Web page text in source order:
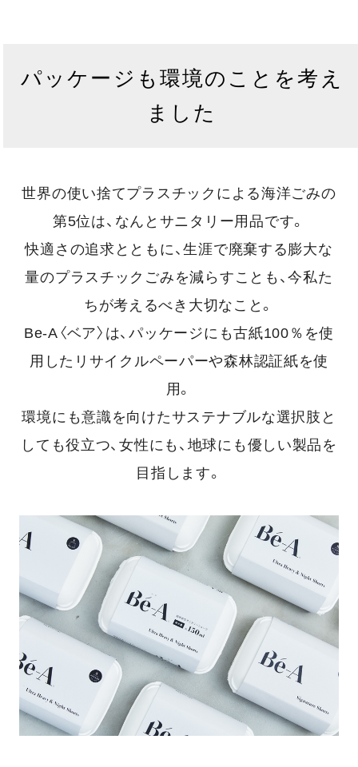
パッケージも環境のことを考え
ました
世界の使い捨てプラスチックによる海洋ごみの
第5位は、なんとサニタリー用品です。
快適さの追求とともに、生涯で廃棄する膨大な
量のプラスチックごみを減らすことも、今私た
ちが考えるべき大切なこと。
Be-A〈ベア〉は、パッケージにも古紙100％を使
用したリサイクルペーパーや森林認証紙を使
用。
環境にも意識を向けたサステナブルな選択肢と
しても役立つ、女性にも、地球にも優しい製品を
目指します。